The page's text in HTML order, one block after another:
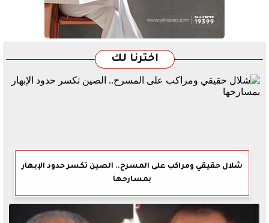
اخترنا لك
شلال حقيقي ومراكب على المسرح.. الصين تكسر حدود الإبهار
بمسارحها